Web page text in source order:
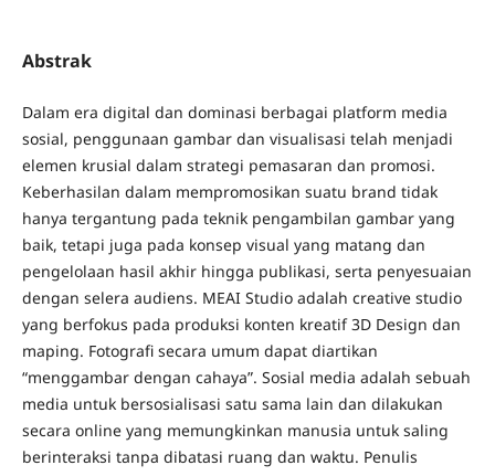
Abstrak
Dalam era digital dan dominasi berbagai platform media
sosial, penggunaan gambar dan visualisasi telah menjadi
elemen krusial dalam strategi pemasaran dan promosi.
Keberhasilan dalam mempromosikan suatu brand tidak
hanya tergantung pada teknik pengambilan gambar yang
baik, tetapi juga pada konsep visual yang matang dan
pengelolaan hasil akhir hingga publikasi, serta penyesuaian
dengan selera audiens. MEAI Studio adalah creative studio
yang berfokus pada produksi konten kreatif 3D Design dan
maping. Fotografi secara umum dapat diartikan
“menggambar dengan cahaya”. Sosial media adalah sebuah
media untuk bersosialisasi satu sama lain dan dilakukan
secara online yang memungkinkan manusia untuk saling
berinteraksi tanpa dibatasi ruang dan waktu. Penulis